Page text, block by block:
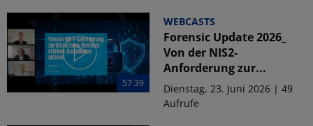
57:39
WEBCASTS
Forensic Update 2026_
Von der NIS2-
Anforderung zur...
Dienstag, 23. Juni 2026 | 49
Aufrufe